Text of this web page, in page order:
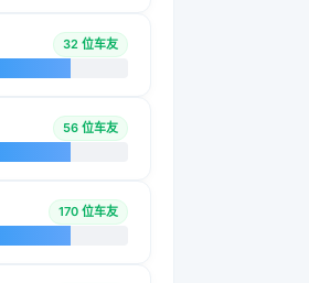
32 位车友
56 位车友
170 位车友